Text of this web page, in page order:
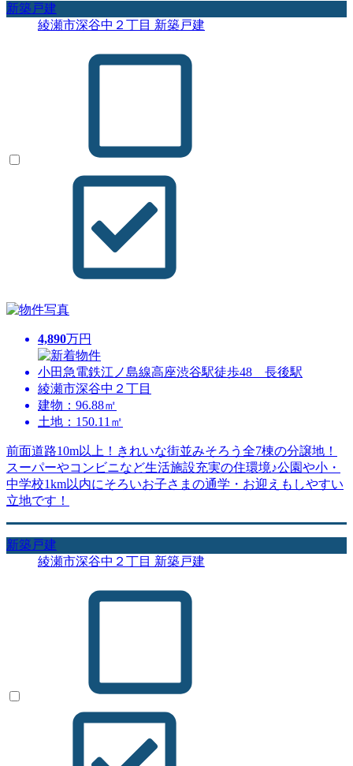
新築戸建
綾瀬市深谷中２丁目 新築戸建
4,890万円
小田急電鉄江ノ島線高座渋谷駅徒歩48 長後駅
綾瀬市深谷中２丁目
建物：96.88㎡
土地：150.11㎡
前面道路10m以上！きれいな街並みそろう全7棟の分譲地！
スーパーやコンビニなど生活施設充実の住環境♪公園や小・
中学校1km以内にそろいお子さまの通学・お迎えもしやすい
立地です！
新築戸建
綾瀬市深谷中２丁目 新築戸建